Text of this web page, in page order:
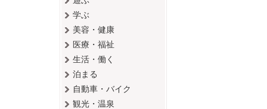
学ぶ
美容・健康
医療・福祉
生活・働く
泊まる
自動車・バイク
観光・温泉